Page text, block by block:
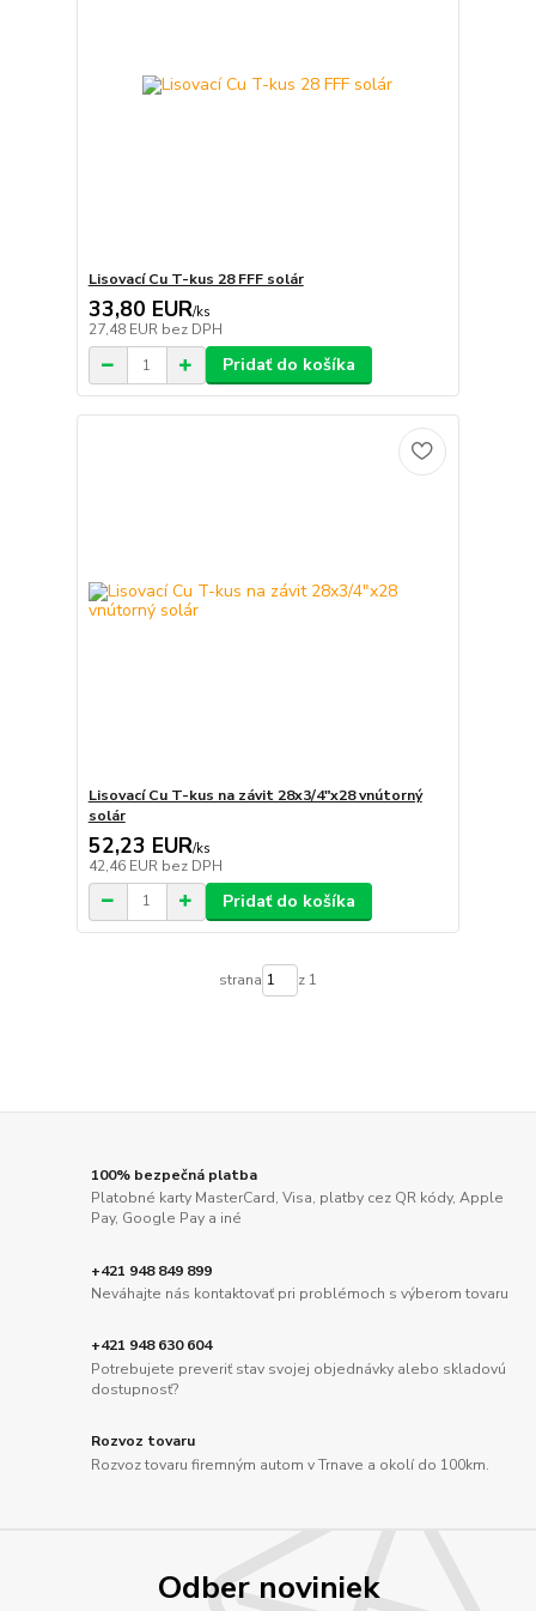
Lisovací Cu T-kus 28 FFF solár
33,80 EUR/ks
27,48 EUR bez DPH
Pridať do košíka
Lisovací Cu T-kus na závit 28x3/4"x28 vnútorný
solár
52,23 EUR/ks
42,46 EUR bez DPH
Pridať do košíka
strana z 1
100% bezpečná platba
Platobné karty MasterCard, Visa, platby cez QR kódy, Apple
Pay, Google Pay a iné
+421 948 849 899
Neváhajte nás kontaktovať pri problémoch s výberom tovaru
+421 948 630 604
Potrebujete preveriť stav svojej objednávky alebo skladovú
dostupnosť?
Rozvoz tovaru
Rozvoz tovaru firemným autom v Trnave a okolí do 100km.
Odber noviniek